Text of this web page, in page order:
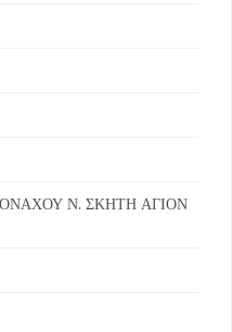
Ν. ΣΚΗΤΗ ΑΓΙΟΝ